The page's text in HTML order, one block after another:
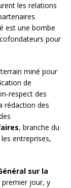
les relations
est une bombe
pour
miné pour
de
respect des
rédaction des
, branche du
entreprises,
sur la
premier jour, y